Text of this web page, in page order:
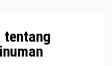
tentang